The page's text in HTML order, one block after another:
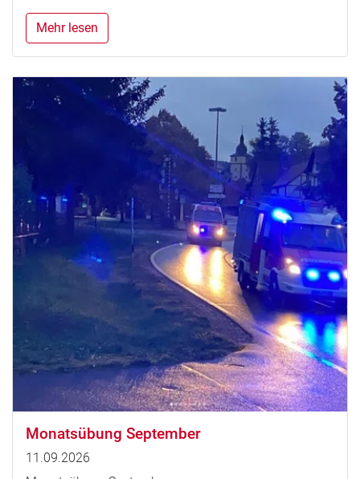
Mehr lesen
Monatsübung September
11.09.2026